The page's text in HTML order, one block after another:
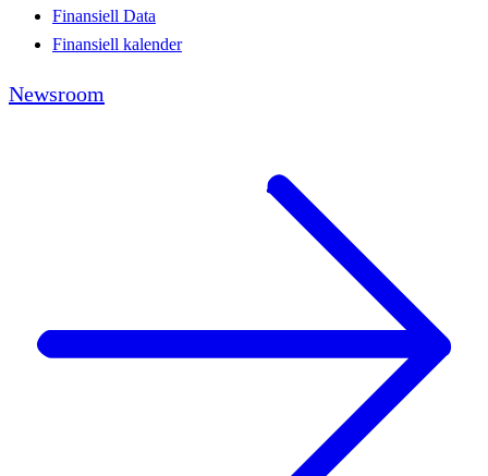
Finansiell Data
Finansiell kalender
Newsroom